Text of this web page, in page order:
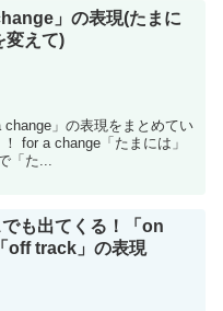
」の表現(たまに
変えて)
」の表現をまとめてい
for a change「たまには」
「た...
でも出てくる！「on
off track」の表現